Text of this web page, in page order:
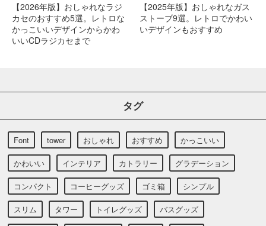
【2026年版】おしゃれなラジ
カセのおすすめ5選。レトロな
かっこいいデザインからかわ
いいCDラジカセまで
【2025年版】おしゃれなガス
ストーブ9選。レトロでかわい
いデザインもおすすめ
タグ
Font tower おしゃれ おすすめ かっこいい
かわいい インテリア カトラリー グラデーション
コンパクト コーヒーグッズ ゴミ箱 シンプル
スリム タワー トイレグッズ バスグッズ